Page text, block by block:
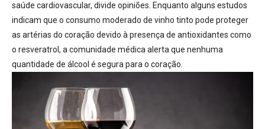
saúde cardiovascular, divide opiniões. Enquanto alguns estudos
indicam que o consumo moderado de vinho tinto pode proteger
as artérias do coração devido à presença de antioxidantes como
o resveratrol , a comunidade médica alerta que nenhuma
quantidade de álcool é segura para o coração.